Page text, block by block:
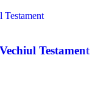
Testament